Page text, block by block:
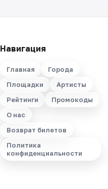
Навигация
Главная
Города
Площадки
Артисты
Рейтинги
Промокоды
О нас
Возврат билетов
Политика
конфиденциальности